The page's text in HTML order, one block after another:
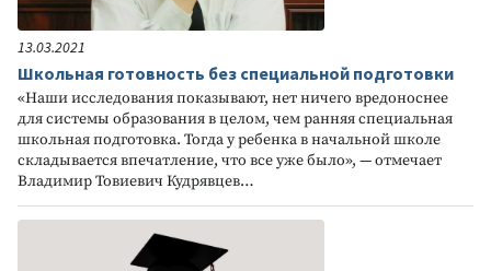
13.03.2021
Школьная готовность без специальной подготовки
«Наши исследования показывают, нет ничего вредоноснее
для системы образования в целом, чем ранняя специальная
школьная подготовка. Тогда у ребенка в начальной школе
складывается впечатление, что все уже было», — отмечает
Владимир Товиевич Кудрявцев…